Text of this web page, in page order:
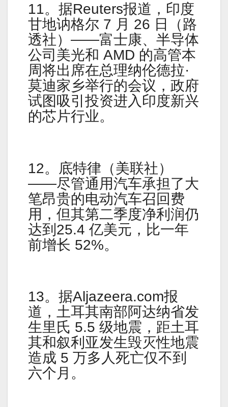
11。据Reuters报道，印度
甘地讷格尔 7 月 26 日（路
透社）——富士康、半导体
公司美光和 AMD 的高管本
周将出席在总理纳伦德拉·
莫迪家乡举行的会议，政府
试图吸引投资进入印度新兴
的芯片行业。
12。底特律（美联社）
——尽管通用汽车承担了大
笔昂贵的电动汽车召回费
用，但其第二季度净利润仍
达到25.4 亿美元，比一年
前增长 52%。
13。据Aljazeera.com报
道，土耳其南部阿达纳省发
生里氏 5.5 级地震，距土耳
其和叙利亚发生毁灭性地震
造成 5 万多人死亡仅不到
六个月。